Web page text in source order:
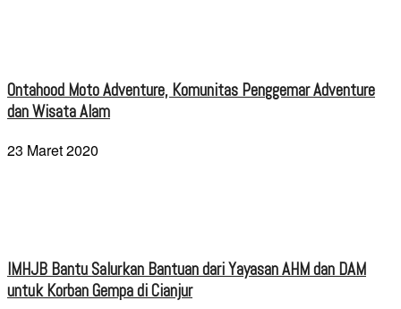
Ontahood Moto Adventure, Komunitas Penggemar Adventure
dan Wisata Alam
23 Maret 2020
IMHJB Bantu Salurkan Bantuan dari Yayasan AHM dan DAM
untuk Korban Gempa di Cianjur